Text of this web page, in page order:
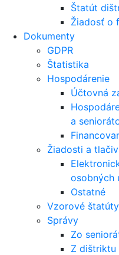
Štatút
Žiadosť o
Dokumenty
GDPR
Štatistika
Hospodárenie
Účtovná
a
Žiadosti a
osobných
Ostatné
Vzorové
Správy
Zo
Z dištriktu